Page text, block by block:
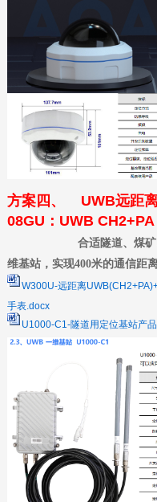
方案四、 UWB远距
08GU：UWB CH2+PA
合适隧道、煤矿、管
维基站，实现400米的通信距离
W300U-远距离
手表.docx
U1000-C1-隧道用定位基站产